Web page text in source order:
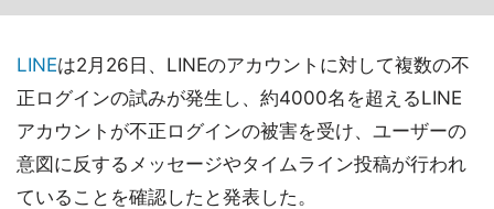
LINEは2月26日、LINEのアカウントに対して複数の不
正ログインの試みが発生し、約4000名を超えるLINE
アカウントが不正ログインの被害を受け、ユーザーの
意図に反するメッセージやタイムライン投稿が行われ
ていることを確認したと発表した。